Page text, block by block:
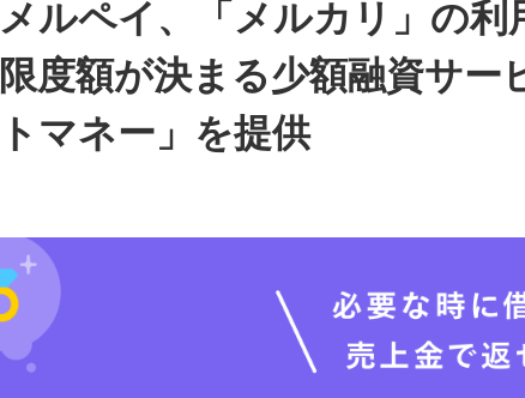
メルペイ、「メルカリ」の利
限度額が決まる少額融資サ
トマネー」を提供